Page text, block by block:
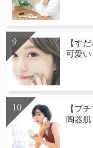
【す
可愛
【プ
陶器